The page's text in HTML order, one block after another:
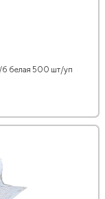
б белая 500 шт/уп